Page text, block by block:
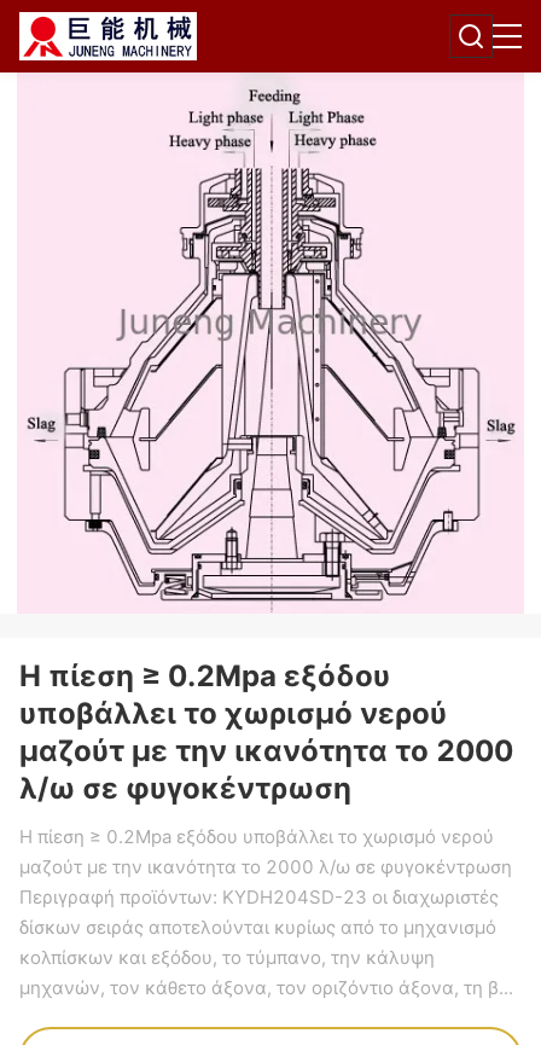
Η πίεση ≥ 0.2Mpa εξόδου
υποβάλλει το χωρισμό νερού
μαζούτ με την ικανότητα το 2000
λ/ω σε φυγοκέντρωση
Η πίεση ≥ 0.2Mpa εξόδου υποβάλλει το χωρισμό νερού
μαζούτ με την ικανότητα το 2000 λ/ω σε φυγοκέντρωση
Περιγραφή προϊόντων: KYDH204SD-23 οι διαχωριστές
δίσκων σειράς αποτελούνται κυρίως από το μηχανισμό
κολπίσκων και εξόδου, το τύμπανο, την κάλυψη
μηχανών, τον κάθετο άξονα, τον οριζόντιο άξονα, τη β...